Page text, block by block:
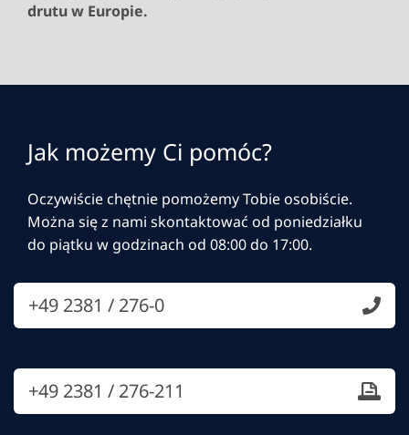
drutu w Europie.
Jak możemy Ci pomóc?
Oczywiście chętnie pomożemy Tobie osobiście.
Można się z nami skontaktować od poniedziałku
do piątku w godzinach od 08:00 do 17:00.
+49 2381 / 276-0
+49 2381 / 276-211